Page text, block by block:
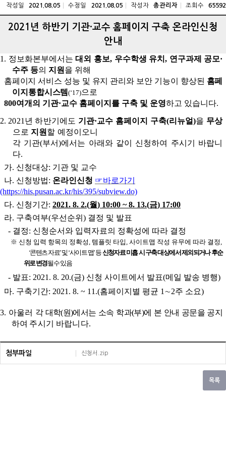
작성일 2021.08.05 수정일 2021.08.05 작성자 총관리자 조회수 65592
2021년 하반기 기관·교수 홈페이지 구축 온라인신청
안내
1. 정보화본부에서는대외 홍보, 우수학생 유치, 연구과제 공모·
수주 등의 지원 을 위해
홈페이지 서 비스 성능 및 유지 관리와 보안 기능이 향상된 홈페
이지통합시스템(‘17)으로
800여개의 기관·교수 홈페이지를 구축 및 운영하고 있습니다.
2. 2021 년 하반기에도 기관·교수 홈페이지 구축(리뉴얼)을 무상
으로 지원 할 예정이 오니
각 기관(부서)에서는 아래와 같이 신청하여 주시기 바랍니
다.
가. 신청대상: 기관 및 교수
나. 신청방법: 온라인신청 ☞바로가기
(https://his.pusan.ac.kr/his/395/subview.do)
다. 신청기간: 2021. 8. 2.(월) 10:00 ~ 8. 13.(금) 17:00
라. 구축여부(우선순위 ) 결정 및 발표
- 결정: 신청순서와 입력자료의 정확성에 따라 결정
※ 신청 입력 항목의 정확성, 템플릿 타입, 사이트맵 작성 유무에 따라 결정,
‘콘텐츠 자료’및 ‘사이트 맵’등신청자료 미흡 시 구축 대상에서 제외되거나 후순
위로 변경될 수 있음
- 발표: 2021. 8. 20.(금) 신청 사이트에서 발표(메일 발송 병행)
마. 구축기간: 2021. 8. ~ 11.(홈페이지별 평균 1∼2주 소요)
3. 아울러 각 대학(원)에서는 소속 학과(부)에 본 안내 공문을 공지
하여 주시기 바랍니다.
첨부파일 신청서.zip